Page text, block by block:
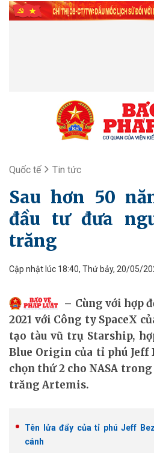
Quốc tế Tin tức
Sau hơn 50
đầu tư đưa
trăng
Cập nhật lúc 18:40, Thứ bảy, 20/05/
Cùng với hợp
2021 với Công ty SpaceX
tạo tàu vũ trụ Starship,
Blue Origin của tỉ phú Jeff
chọn thứ 2 cho NASA
trăng Artemis.
Tên lửa đẩy của tỉ phú Jeff
cánh